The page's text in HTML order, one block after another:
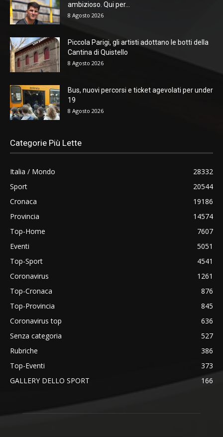
ambizioso. Qui per...
8 Agosto 2026
Piccola Parigi, gli artisti adottano le botti della
Cantina di Quistello
8 Agosto 2026
Bus, nuovi percorsi e ticket agevolati per under
19
8 Agosto 2026
Categorie Più Lette
Italia / Mondo
28332
Sport
20544
Cronaca
19186
Provincia
14574
Top-Home
7607
Eventi
5051
Top-Sport
4541
Coronavirus
1261
Top-Cronaca
876
Top-Provincia
845
Coronavirus top
636
Senza categoria
527
Rubriche
386
Top-Eventi
373
GALLERY DELLO SPORT
166